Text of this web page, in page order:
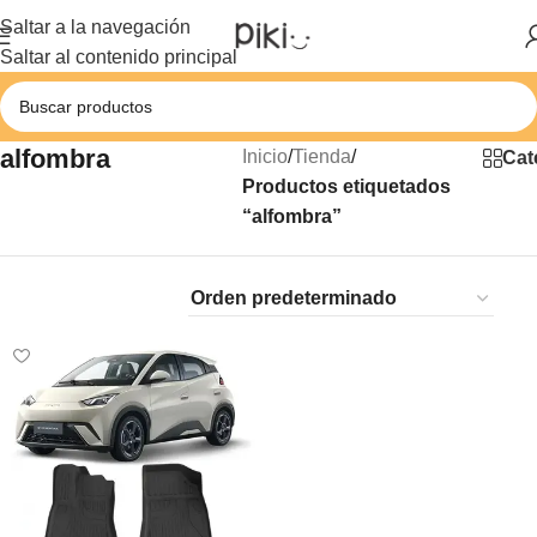
Saltar a la navegación
Saltar al contenido principal
alfombra Inicio/Tienda/
Productos etiquetados
“alfombra”